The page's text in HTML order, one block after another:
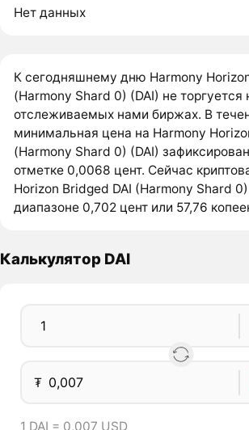
Нет данных
К сегодняшнему дню Harmony
(Harmony Shard 0) (DAI) не торгуется
отслеживаемых нами биржах. В
минимальная цена на Harmony
(Harmony Shard 0) (DAI)
отметке 0,0068 цент. Сейчас
Horizon Bridged DAI (Harmony Shard 0)
диапазоне 0,702 цент или 57,76
Калькулятор DAI
₮
1 DAI = 0,007 USD